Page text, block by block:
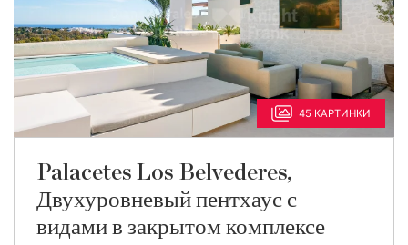
45 КАРТИНКИ
Palacetes Los Belvederes,
Двухуровневый пентхаус с
видами в закрытом комплексе